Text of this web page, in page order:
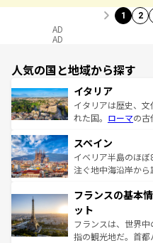
1 2
AD
AD
人気の国と地域から探す
イタリア
イタリアは歴史、
れた国。 ローマの古
ろん、トスカーナの
景など、自然景観
ピザやパスタなど
ませてくれるイタリ
なお、新着のイタリ
しい。
スペイン
イベリア半島のほ
注ぐ地中海沿岸か
文化が根付くこの国
れる闘牛、そして美
る。首都マドリー
アートに溢れた街
フランスの基本
ット
フランスは、世界
指の観光地だ。首